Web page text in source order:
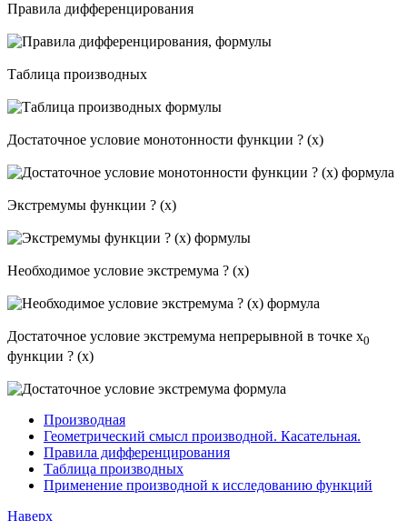
Правила дифференцирования
Таблица производных
Достаточное условие монотонности функции ? (x)
Экстремумы функции ? (x)
Необходимое условие экстремума ? (x)
Достаточное условие экстремума непрерывной в точке x0
функции ? (x)
Производная
Геометрический смысл производной. Касательная.
Правила дифференцирования
Таблица производных
Применение производной к исследованию функций
Наверх